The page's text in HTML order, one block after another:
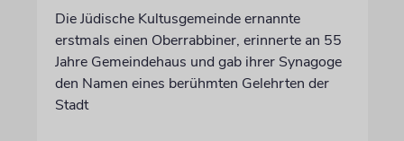
Die Jüdische Kultusgemeinde ernannte
erstmals einen Oberrabbiner, erinnerte an 55
Jahre Gemeindehaus und gab ihrer Synagoge
den Namen eines berühmten Gelehrten der
Stadt